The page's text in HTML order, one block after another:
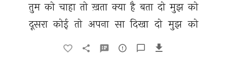
तुम को चाहा तो ख़ता क्या है बता दो मुझ को
दूसरा कोई तो अपना सा दिखा दो मुझ को